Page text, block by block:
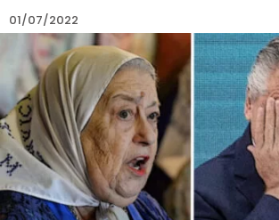
01/07/2022